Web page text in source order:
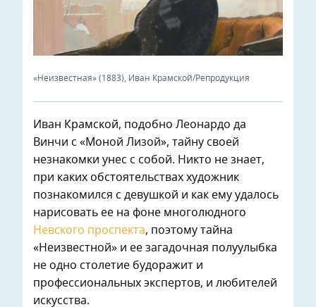
«Неизвестная» (1883), Иван Крамской/Репродукция
Иван Крамской, подобно Леонардо да
Винчи с «Моной Лизой», тайну своей
незнакомки унес с собой. Никто не знает,
при каких обстоятельствах художник
познакомился с девушкой и как ему удалось
нарисовать ее на фоне многолюдного
Невского проспекта, поэтому тайна
«Неизвестной» и ее загадочная полуулыбка
не одно столетие будоражит и
профессиональных экспертов, и любителей
искусства.